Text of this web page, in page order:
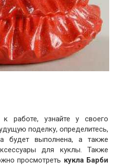
работе, узнайте у своего
поделку, определитесь,
будет выполнена, а также
для куклы. Также
просмотреть кукла Барби